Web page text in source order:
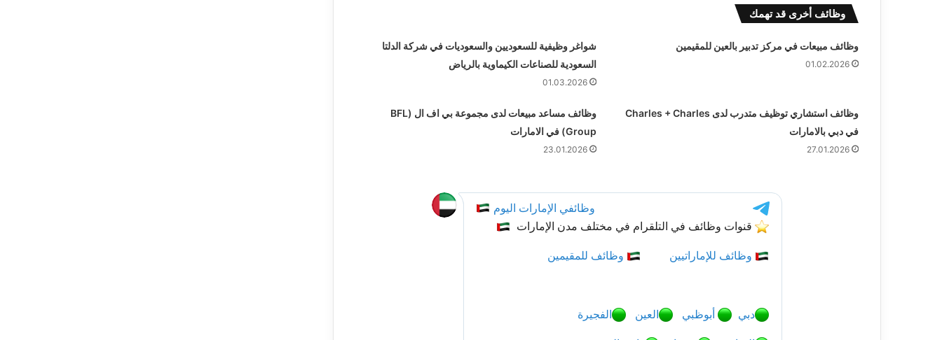
وظائف أخرى قد تهمك
وظائف مبيعات في مركز تدبير بالعين للمقيمين
01.02.2026
شواغر وظيفية للسعوديين والسعوديات في شركة الدلتا
السعودية للصناعات الكيماوية بالرياض
01.03.2026
وظائف استشاري توظيف متدرب لدى Charles + Charles
في دبي بالامارات
27.01.2026
وظائف مساعد مبيعات لدى مجموعة بي اف ال (BFL
Group) في الامارات
23.01.2026